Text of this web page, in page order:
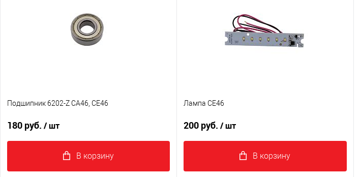
Подшипник 6202-Z CA46, CE46
180 руб. / шт
В корзину
Лампа CE46
200 руб./ шт
В корзину